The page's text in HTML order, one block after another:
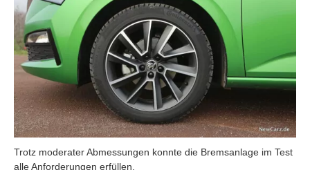
Trotz moderater Abmessungen konnte die Bremsanlage im Test
alle Anforderungen erfüllen.